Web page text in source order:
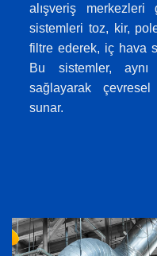
alışveriş merkezleri
sistemleri toz, kir,
filtre ederek, iç hava
Bu sistemler,
sağlayarak
sunar.